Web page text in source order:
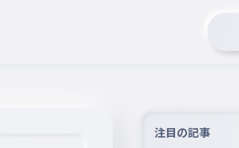
注目の記事